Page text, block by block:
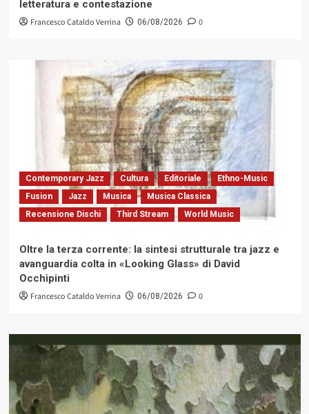
letteratura e contestazione
Francesco Cataldo Verrina 06/08/2026 0
Contemporary Jazz Cultura Editoriale
Ethno-Music
Fusion
Jazz Musica
Musica Classica
Recensione Dischi
Third Stream World Music
Oltre la terza corrente: la sintesi strutturale tra jazz e
avanguardia colta in «Looking Glass» di David
Occhipinti
Francesco Cataldo Verrina 06/08/2026 0